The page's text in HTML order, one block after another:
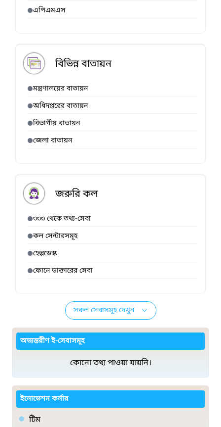
এপিএমএস
বিভিন্ন বাতায়ন
মন্ত্রণালয়ের বাতায়ন
অধিদপ্তরের বাতায়ন
বিভাগীয় বাতায়ন
জেলা বাতায়ন
জরুরি কল
৩৩৩ থেকে তথ্য-সেবা
কল সেন্টারসমূহ
হেল্পডেস্ক
ফোনে ডাক্তারের সেবা
সকল সেবাসমূহ দেখুন
অভ্যন্তরীণ ই-সেবাসমূহ
কোনো তথ্য পাওয়া যায়নি।
ইনোভেশন কর্নার
টিম